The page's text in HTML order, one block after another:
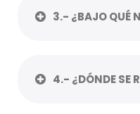
3.- ¿BAJO QUÉ
4.- ¿DÓNDE SE